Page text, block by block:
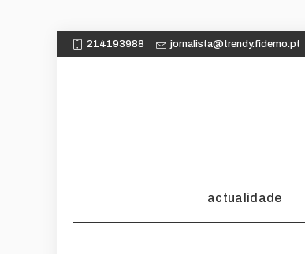
214193988 jornalista@trendy.fidemo.pt
actualidade